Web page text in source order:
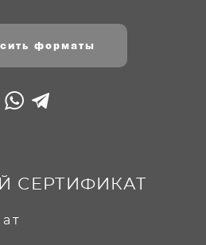
форматы
СЕРТИФИКАТ